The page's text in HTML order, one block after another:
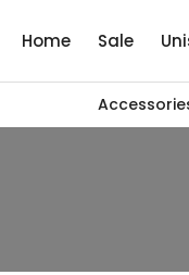
Home Sale